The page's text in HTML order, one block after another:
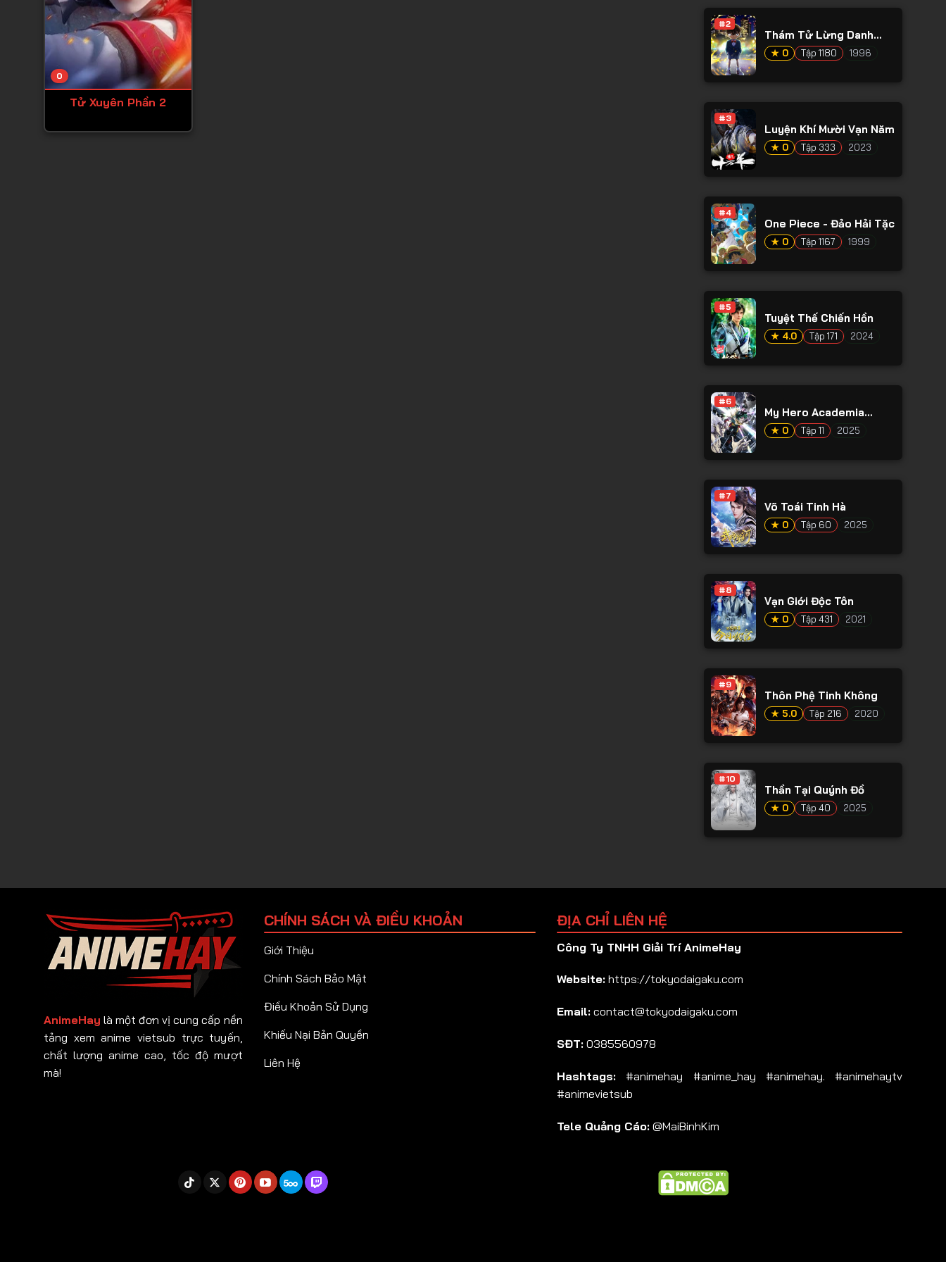
0
Tử Xuyên Phần 2
#2
Thám Tử Lừng Danh
Conan
★ 0 Tập 1180 1996
#3
Luyện Khí Mười Vạn Năm
★ 0 Tập 333 2023
#4
One Piece - Đảo Hải Tặc
★ 0 Tập 1167 1999
#5
Tuyệt Thế Chiến Hồn
★ 4.0 Tập 171 2024
#6
My Hero Academia
Season 8
★ 0 Tập 11 2025
#7
Võ Toái Tinh Hà
★ 0 Tập 60 2025
#8
Vạn Giới Độc Tôn
★ 0 Tập 431 2021
#9
Thôn Phệ Tinh Không
★ 5.0 Tập 216 2020
#10
Thần Tại Quýnh Đồ
★ 0 Tập 40 2025
AnimeHay là một đơn vị cung cấp nền
tảng xem anime vietsub trực tuyến,
chất lượng anime cao, tốc độ mượt
mà!
CHÍNH SÁCH VÀ ĐIỀU KHOẢN
Giới Thiệu
Chính Sách Bảo Mật
Điều Khoản Sử Dụng
Khiếu Nại Bản Quyền
Liên Hệ
ĐỊA CHỈ LIÊN HỆ
Công Ty TNHH Giải Trí AnimeHay
Website: https://tokyodaigaku.com
Email: contact@tokyodaigaku.com
SĐT: 0385560978
Hashtags: #animehay #anime_hay #animehay. #animehaytv
#animevietsub
Tele Quảng Cáo: @MaiBinhKim